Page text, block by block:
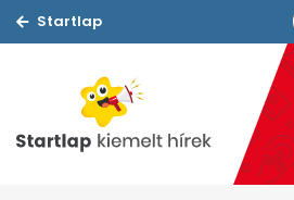
Startlap